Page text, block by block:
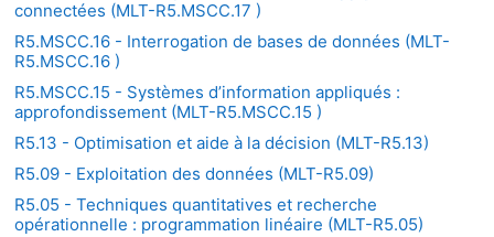
connectées (MLT-R5.MSCC.17 )
R5.MSCC.16 - Interrogation de bases de données (MLT-
R5.MSCC.16 )
R5.MSCC.15 - Systèmes d’information appliqués :
approfondissement (MLT-R5.MSCC.15 )
R5.13 - Optimisation et aide à la décision (MLT-R5.13)
R5.09 - Exploitation des données (MLT-R5.09)
R5.05 - Techniques quantitatives et recherche
opérationnelle : programmation linéaire (MLT-R5.05)